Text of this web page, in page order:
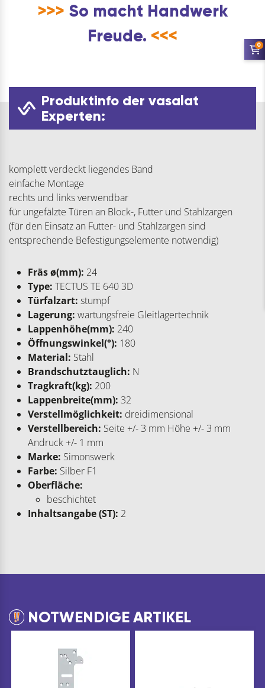
>>> So macht Handwerk
Freude. <<<
Produktinfo der vasalat
Experten:
komplett verdeckt liegendes Band
einfache Montage
rechts und links verwendbar
für ungefälzte Türen an Block-, Futter und Stahlzargen
(für den Einsatz an Futter- und Stahlzargen sind
entsprechende Befestigungselemente notwendig)
Fräs ø(mm): 24
Type: TECTUS TE 640 3D
Türfalzart: stumpf
Lagerung: wartungsfreie Gleitlagertechnik
Lappenhöhe(mm): 240
Öffnungswinkel(°): 180
Material: Stahl
Brandschutztauglich: N
Tragkraft(kg): 200
Lappenbreite(mm): 32
Verstellmöglichkeit: dreidimensional
Verstellbereich: Seite +/- 3 mm Höhe +/- 3 mm
Andruck +/- 1 mm
Marke: Simonswerk
Farbe: Silber F1
Oberfläche:
beschichtet
Inhaltsangabe (ST): 2
NOTWENDIGE ARTIKEL
0